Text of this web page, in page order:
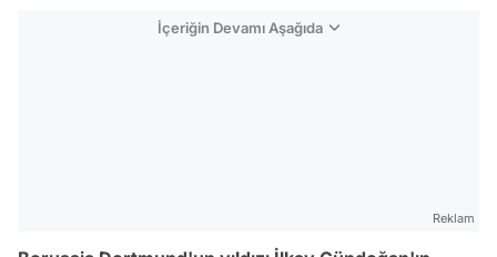
İçeriğin Devamı Aşağıda
Reklam